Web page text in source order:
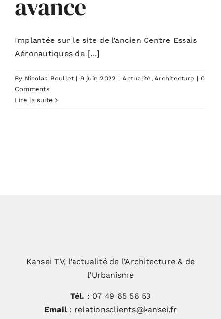
avance
Implantée sur le site de l’ancien Centre Essais
Aéronautiques de [...]
By Nicolas Roullet | 9 juin 2022 | Actualité ,Architecture | 0
Comments
Lire la suite
Kansei TV, l’actualité de l’Architecture & de
l’Urbanisme
Tél. : 07 49 65 56 53
Email: relationsclients@kansei.fr